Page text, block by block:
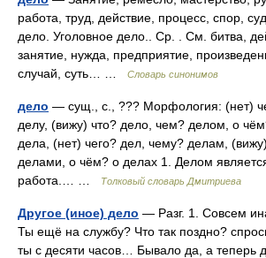
работа, труд, действие, процесс, спор,
дело. Уголовное дело.. Ср. . См. битва,
занятие, нужда, предприятие,
случай, суть… …
Словарь синонимов
дело — сущ., с., ??? Морфология: (нет)
делу, (вижу) что? дело, чем? делом, о
дела, (нет) чего? дел, чему? делам,
делами, о чём? о делах 1. Делом
работа.… …
Толковый словарь Дмитриева
Другое (иное) дело — Разг. 1. Совсем
Ты ещё на службу? Что так поздно?
ты с десяти часов… Бывало да, а теперь